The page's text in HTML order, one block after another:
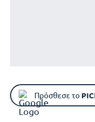
Πρόσθεσε το